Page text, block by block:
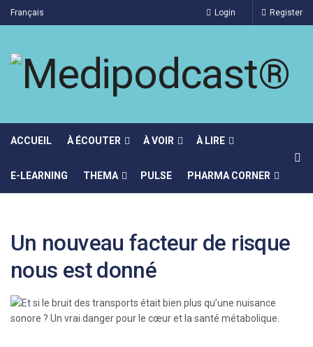
Français Login Register
ACCUEIL À ÉCOUTER À VOIR À LIRE
E-LEARNING THEMA PULSE PHARMA CORNER
Un nouveau facteur de risque
nous est donné